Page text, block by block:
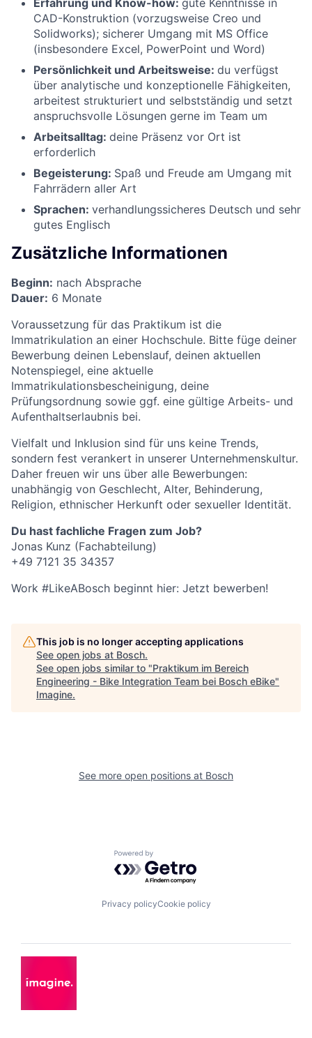
CAD-Konstruktion (vorzugsweise Creo und
Solidworks); sicherer Umgang mit MS Office
(insbesondere Excel, PowerPoint und Word)
Persönlichkeit und Arbeitsweise: du verfügst
über analytische und konzeptionelle Fähigkeiten,
arbeitest strukturiert und selbstständig und setzt
anspruchsvolle Lösungen gerne im Team um
Arbeitsalltag: deine Präsenz vor Ort ist
erforderlich
Begeisterung: Spaß und Freude am Umgang mit
Fahrrädern aller Art
Sprachen: verhandlungssicheres Deutsch und sehr
gutes Englisch
Zusätzliche Informationen
Beginn: nach Absprache
Dauer: 6 Monate
Voraussetzung für das Praktikum ist die
Immatrikulation an einer Hochschule. Bitte füge deiner
Bewerbung deinen Lebenslauf, deinen aktuellen
Notenspiegel, eine aktuelle
Immatrikulationsbescheinigung, deine
Prüfungsordnung sowie ggf. eine gültige Arbeits- und
Aufenthaltserlaubnis bei.
Vielfalt und Inklusion sind für uns keine Trends,
sondern fest verankert in unserer Unternehmenskultur.
Daher freuen wir uns über alle Bewerbungen:
unabhängig von Geschlecht, Alter, Behinderung,
Religion, ethnischer Herkunft oder sexueller Identität.
Du hast fachliche Fragen zum Job?
Jonas Kunz (Fachabteilung)
+49 7121 35 34357
Work #LikeABosch beginnt hier: Jetzt bewerben!
This job is no longer accepting applications
See open jobs at Bosch.
See open jobs similar to "Praktikum im Bereich
Engineering - Bike Integration Team bei Bosch eBike"
Imagine.
See more open positions at Bosch
Powered by Getro.com
Privacy policyCookie policy